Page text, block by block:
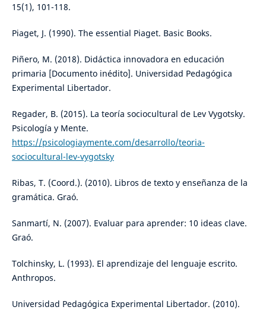
15(1), 101-118.
Piaget, J. (1990). The essential Piaget. Basic Books.
Piñero, M. (2018). Didáctica innovadora en educación
primaria [Documento inédito]. Universidad Pedagógica
Experimental Libertador.
Regader, B. (2015). La teoría sociocultural de Lev Vygotsky.
Psicología y Mente.
https://psicologiaymente.com/desarrollo/teoria-
sociocultural-lev-vygotsky
Ribas, T. (Coord.). (2010). Libros de texto y enseñanza de la
gramática. Graó.
Sanmartí, N. (2007). Evaluar para aprender: 10 ideas clave.
Graó.
Tolchinsky, L. (1993). El aprendizaje del lenguaje escrito.
Anthropos.
Universidad Pedagógica Experimental Libertador. (2010).